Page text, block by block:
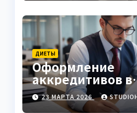
ДИЕТЫ
Оформление
аккредитивов в
международной
торговле
23 МАРТА 2026